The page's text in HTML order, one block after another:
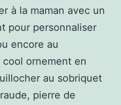
à la maman avec un
pour personnaliser
encore au
ornement en
au sobriquet
pierre de